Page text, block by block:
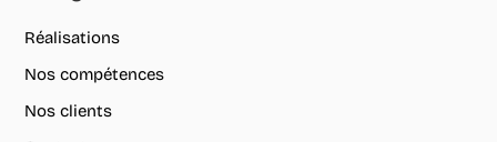
Réalisations
Nos compétences
Nos clients